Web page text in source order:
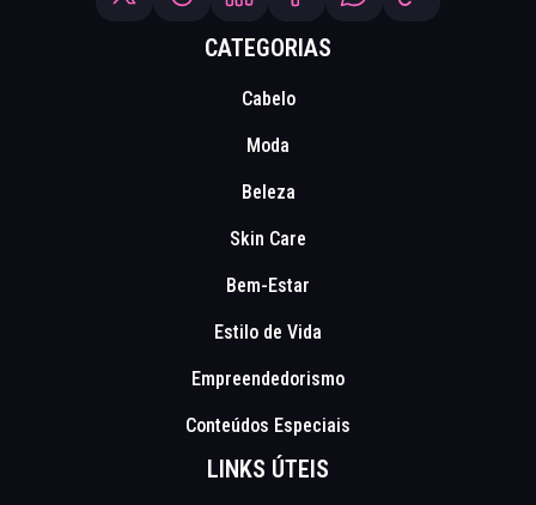
CATEGORIAS
Cabelo
Moda
Beleza
Skin Care
Bem-Estar
Estilo de Vida
Empreendedorismo
Conteúdos Especiais
LINKS ÚTEIS